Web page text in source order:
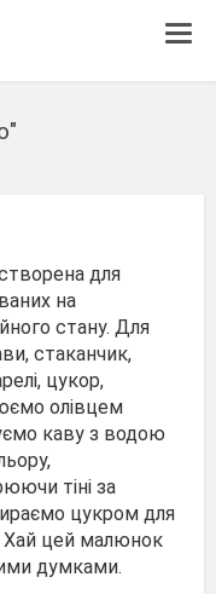
для
на
стану. Для
стаканчик,
цукор,
олівцем
каву з водою
тіні за
цукром для
Хай цей малюнок
думками.